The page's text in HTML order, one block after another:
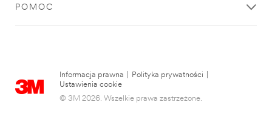
POMOC
Informacja prawna Polityka prywatności
Ustawienia cookie
© 3M 2026. Wszelkie prawa zastrzeżone.